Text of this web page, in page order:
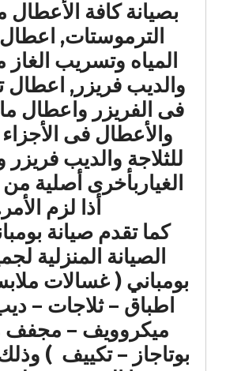
بصيانة كافة
الترموستات,
المياه وتسريب الغاز
والديب فريزر, اعطال
فى الفريزر واعطال
والأعطال فى
للثلاجة والديب فريزر
الغياربأخرى أصلية من
أذا لزم
كما تقدم صيانة
الصيانة المنزلية
بومباني ( غسالات
اطباق – ثلاجات –
ميكروويف – مجفف
بوتاجاز – تكييف )